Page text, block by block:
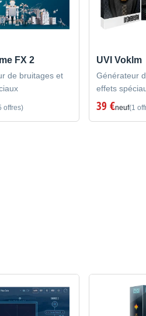
FX 2
de bruitages et
offres)
UVI Voklm
Générateur
effets
39 €neuf(1